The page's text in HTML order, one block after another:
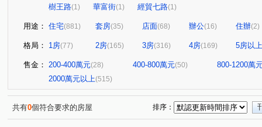
樹王路(1) 華富街(1) 經貿七路(1)
用途： 住宅(881) 套房(35) 店面(68) 辦公(16) 住辦(2)
格局： 1房(77) 2房(165) 3房(316) 4房(169) 5房以上
售金： 200-400萬元(28) 400-800萬元(50)
800-1200萬
2000萬元以上(515)
共有0個符合要求的房屋 排序：